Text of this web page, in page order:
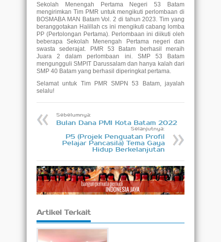
Sekolah Menengah Pertama Negeri 53 Batam
mengirimkan Tim PMR untuk mengikuti perlombaan di
BOSMABA MAN Batam Vol. 2 di tahun 2023. Tim yang
beranggotakan Halillah cs ini mengikuti cabang lomba
PP (Pertolongan Pertama). Perlombaan ini diikuti oleh
beberapa Sekolah Menengah Pertama negeri dan
swasta sederajat. PMR 53 Batam berhasil meraih
Juara 2 dalam perlombaan ini. SMP 53 Batam
mengungguli SMPIT Darussalam dan hanya kalah dari
SMP 40 Batam yang berhasil diperingkat pertama.
Selamat untuk Tim PMR SMPN 53 Batam, jayalah
selalu!
Sebelumnya:
Bulan Dana PMI Kota Batam 2022
Selanjutnya:
P5 (Projek Penguatan Profil
Pelajar Pancasila) Tema Gaya
Hidup Berkelanjutan
Artikel Terkait